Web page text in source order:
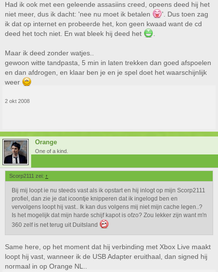
Had ik ook met een geleende assasiins creed, opeens deed hij het
niet meer, dus ik dacht: 'nee nu moet ik betalen
'. Dus toen zag
ik dat op internet en probeerde het, kon geen kwaad want de cd
deed het toch niet. En wat bleek hij deed het
Maar ik deed zonder watjes..
gewoon witte tandpasta, 5 min in laten trekken dan goed afspoelen
en dan afdrogen, en klaar ben je en je spel doet het waarschijnlijk
weer
2 okt 2008
Orange
One of a kind.
Scorp2111 zei: ↑
Bij mij loopt ie nu steeds vast als ik opstart en hij inlogt op mijn Scorp2111
profiel, dan zie je dat icoontje knipperen dat ik ingelogd ben en
vervolgens loopt hij vast.. Ik kan dus volgens mij niet mijn cache legen..?
Is het mogelijk dat mijn harde schijf kapot is ofzo? Zou lekker zijn want m'n
360 zelf is net terug uit Duitsland
Same here, op het moment dat hij verbinding met Xbox Live maakt
loopt hij vast, wanneer ik de USB Adapter eruithaal, dan signed hij
normaal in op Orange NL..